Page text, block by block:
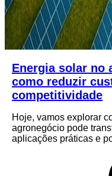
Energia solar no
como reduzir
competitividade
Hoje, vamos explorar
agronegócio pode
aplicações práticas e